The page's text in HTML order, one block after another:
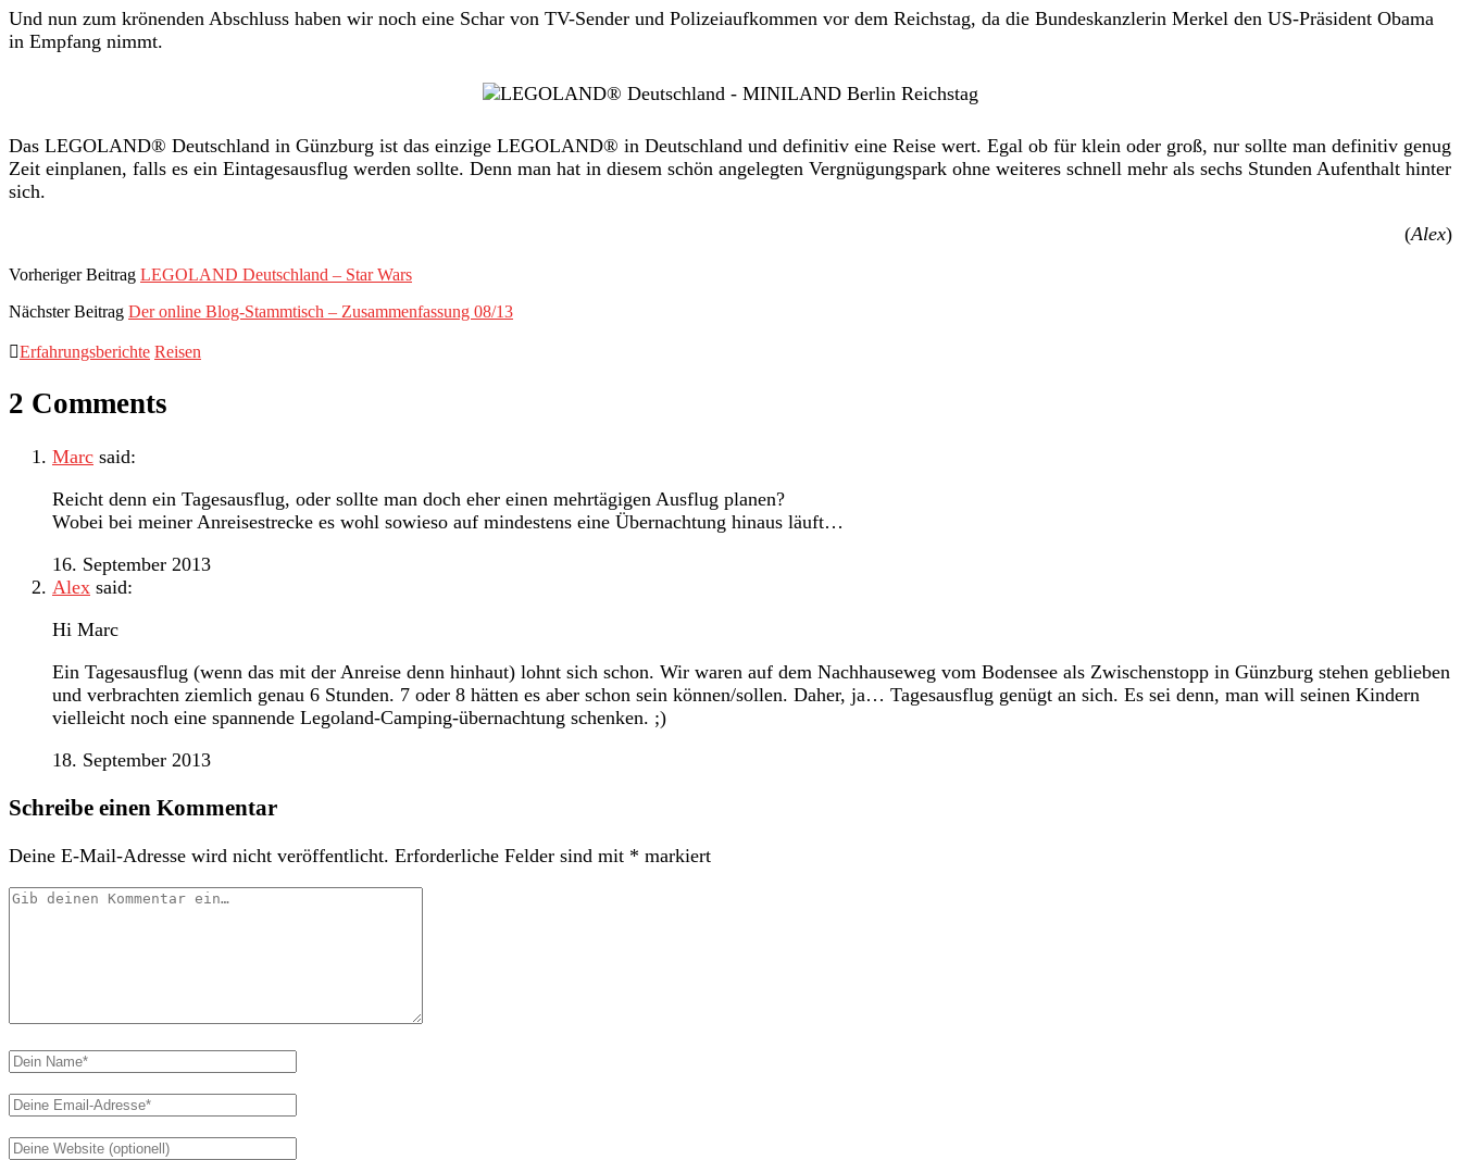
Und nun zum krönenden Abschluss haben wir noch eine Schar von TV-Sender und Polizeiaufkommen vor dem Reichstag, da die Bundeskanzlerin Merkel den US-Präsident Obama
in Empfang nimmt.
Das LEGOLAND® Deutschland in Günzburg ist das einzige LEGOLAND® in Deutschland und definitiv eine Reise wert. Egal ob für klein oder groß, nur sollte man definitiv genug
Zeit einplanen, falls es ein Eintagesausflug werden sollte. Denn man hat in diesem schön angelegten Vergnügungspark ohne weiteres schnell mehr als sechs Stunden Aufenthalt hinter
sich.
(Alex)
Vorheriger Beitrag LEGOLAND Deutschland – Star Wars
Nächster Beitrag Der online Blog-Stammtisch – Zusammenfassung 08/13
Erfahrungsberichte Reisen
2 Comments
Marc said:
Reicht denn ein Tagesausflug, oder sollte man doch eher einen mehrtägigen Ausflug planen?
Wobei bei meiner Anreisestrecke es wohl sowieso auf mindestens eine Übernachtung hinaus läuft…
16. September 2013
Alex said:
Hi Marc
Ein Tagesausflug (wenn das mit der Anreise denn hinhaut) lohnt sich schon. Wir waren auf dem Nachhauseweg vom Bodensee als Zwischenstopp in Günzburg stehen geblieben
und verbrachten ziemlich genau 6 Stunden. 7 oder 8 hätten es aber schon sein können/sollen. Daher, ja… Tagesausflug genügt an sich. Es sei denn, man will seinen Kindern
vielleicht noch eine spannende Legoland-Camping-übernachtung schenken. ;)
18. September 2013
Schreibe einen Kommentar
Deine E-Mail-Adresse wird nicht veröffentlicht. Erforderliche Felder sind mit * markiert
Dein
Dein
Deine
Adresse
Deine